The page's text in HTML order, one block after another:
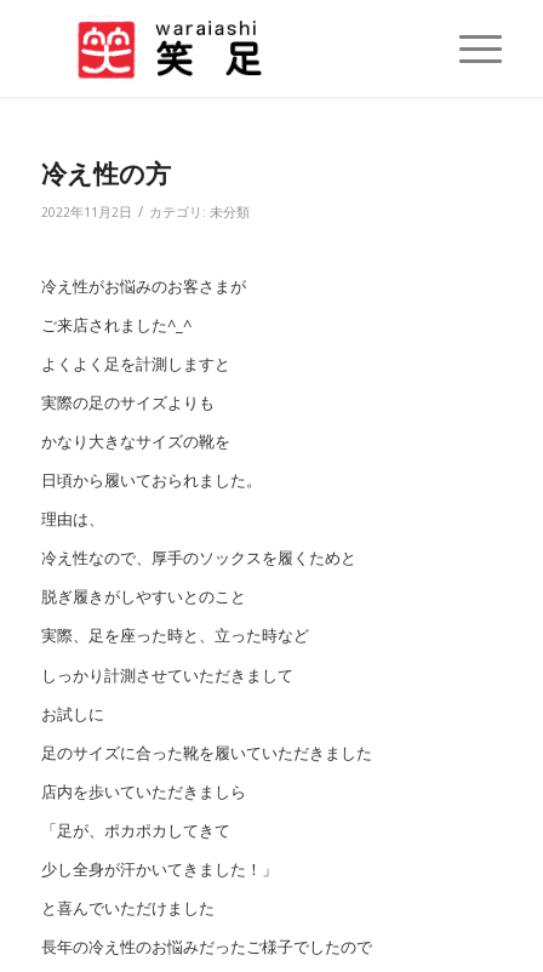
冷え性の方
2022年11月2日 / カテゴリ: 未分類
冷え性がお悩みのお客さまが
ご来店されました^_^
よくよく足を計測しますと
実際の足のサイズよりも
かなり大きなサイズの靴を
日頃から履いておられました。
理由は、
冷え性なので、厚手のソックスを履くためと
脱ぎ履きがしやすいとのこと
実際、足を座った時と、立った時など
しっかり計測させていただきまして
お試しに
足のサイズに合った靴を履いていただきました
店内を歩いていただきましら
「足が、ポカポカしてきて
少し全身が汗かいてきました！」
と喜んでいただけました
長年の冷え性のお悩みだったご様子でしたので